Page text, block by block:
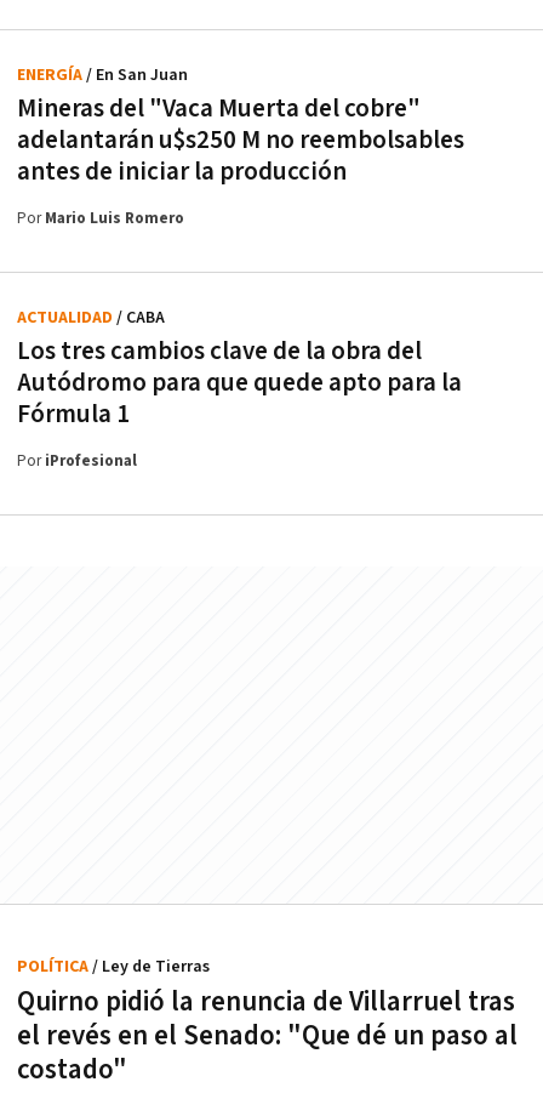
Mineras del "Vaca Muerta del cobre"
adelantarán u$s250 M no reembolsables
antes de iniciar la producción
ENERGÍA/ En San Juan
PorMario Luis Romero
Los tres cambios clave de la obra del
Autódromo para que quede apto para la
Fórmula 1
ACTUALIDAD / CABA
PoriProfesional
Quirno pidió la renuncia de Villarruel tras
el revés en el Senado: "Que dé un paso al
costado"
POLÍTICA/ Ley de Tierras